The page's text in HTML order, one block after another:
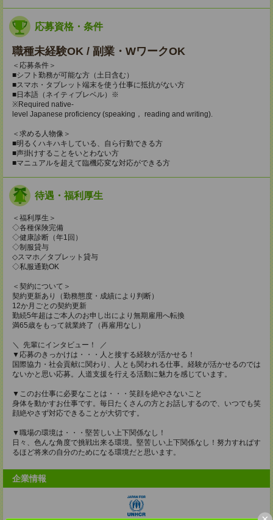
応募資格・条件
職種未経験OK / 副業・WワークOK
＜応募条件＞
■シフト勤務が可能な方（土日含む）
■スマホ・タブレット端末を使う仕事に抵抗がない方
■日本語（ネイティブレベル）※
※Required native-
level Japanese proficiency (speaking， reading and writing).
＜求める人物像＞
■明るくハキハキしている、自ら行動できる方
■声掛けすることをいとわない方
■マニュアルを超えて臨機応変な対応ができる方
待遇・福利厚生
＜福利厚生＞
◇各種保険完備
◇健康診断（年1回）
◇制服貸与
◇スマホ／タブレット貸与
◇私服通勤OK
＜契約について＞
契約更新あり（勤務態度・成績により判断）
12か月ごとの契約更新
勤続5年超はご本人のお申し出により無期雇用へ転換
満65歳をもって就業終了（再雇用なし）
＼ 先輩にインタビュー！ ／
▼応募のきっかけは・・・人と接する経験が活かせる！
国際協力・社会貢献に関わり、人とも関われる仕事。経験が活かせるのでは
ないかと思い応募。人道支援を行える活動に魅力を感じています。
▼このお仕事に必要なことは・・・笑顔を絶やさないこと
身体を動かすお仕事です。毎日たくさんの方とお話しするので、いつでも笑
顔絶やさず対応できることが大切です。
▼職場の環境は・・・堅苦しい上下関係なし！
日々、色んな角度で挑戦出来る環境。堅苦しい上下関係なし！努力すればす
るほど将来の自分のためになる環境だと思います。
企業情報